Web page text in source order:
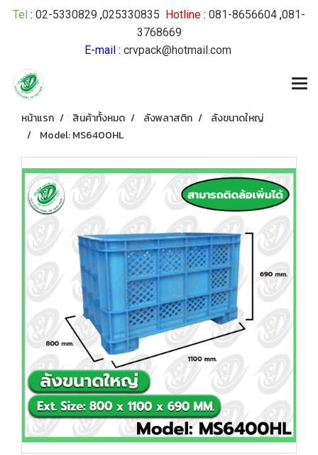
Tel : 02-5330829 ,025330835 Hotline : 081-8656604 ,081-
3768669
E-mail: crvpack@hotmail.com
หน้าแรก สินค้าทั้งหมด ลังพลาสติก
ลังขนาดใหญ่
Model: MS6400HL